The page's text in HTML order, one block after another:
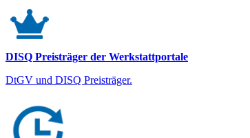
DISQ Preisträger der Werkstattportale
DtGV und DISQ Preisträger.